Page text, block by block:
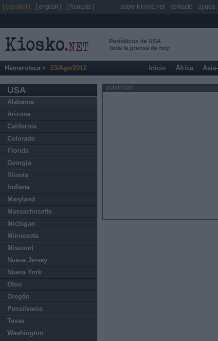
Periódicos de USA
Toda la prensa de hoy
Hemeroteca 23/Ago/2012 Inicio África
USA
Alabama
Arizona
California
Colorado
Florida
Georgia
Illinois
Indiana
Maryland
Massachusetts
Michigan
Minnesota
Missouri
Nueva Jersey
Nueva York
Ohio
Oregón
Pensilvania
Texas
Washington
publicidad
[ español ] [ english ] [ français ] sobre Kiosko.net contacto ayuda